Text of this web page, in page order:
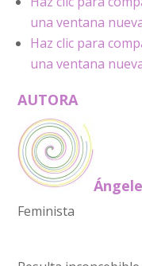
una ventana
Haz clic para
una ventana
AUTORA
Feminista